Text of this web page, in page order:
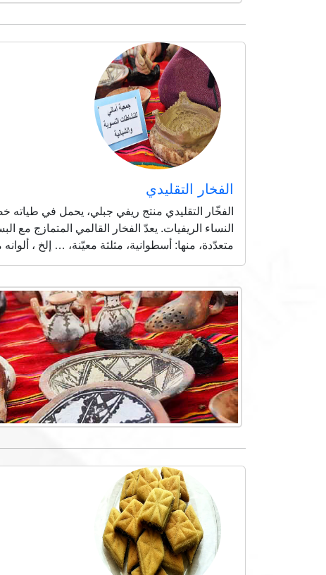
الفخار التقليدي
الفخّار التقليدي منتج ريفي جبلي، يحمل في طياته
النساء الريفيات. يعدّ الفخار القالمي المتمازج مع
متعدّدة، منها: أسطوانية، مثلثة معيّنة، … إلخ ،